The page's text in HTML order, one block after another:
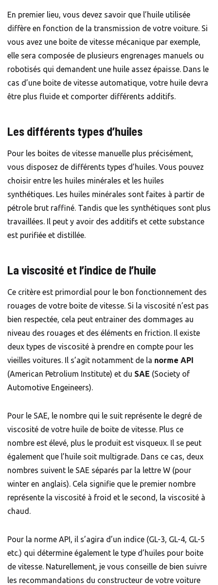
En premier lieu, vous devez savoir que l’huile utilisée
diffère en fonction de la transmission de votre voiture. Si
vous avez une boite de vitesse mécanique par exemple,
elle sera composée de plusieurs engrenages manuels ou
robotisés qui demandent une huile assez épaisse. Dans le
cas d’une boite de vitesse automatique, votre huile devra
être plus fluide et comporter différents additifs.
Les différents types d’huiles
Pour les boites de vitesse manuelle plus précisément,
vous disposez de différents types d’huiles. Vous pouvez
choisir entre les huiles minérales et les huiles
synthétiques. Les huiles minérales sont faites à partir de
pétrole brut raffiné. Tandis que les synthétiques sont plus
travaillées. Il peut y avoir des additifs et cette substance
est purifiée et distillée.
La viscosité et l’indice de l’huile
Ce critère est primordial pour le bon fonctionnement des
rouages de votre boite de vitesse. Si la viscosité n’est pas
bien respectée, cela peut entrainer des dommages au
niveau des rouages et des éléments en friction. Il existe
deux types de viscosité à prendre en compte pour les
vieilles voitures. Il s’agit notamment de la norme API
(American Petrolium Institute) et du SAE (Society of
Automotive Engeineers).
Pour le SAE, le nombre qui le suit représente le degré de
viscosité de votre huile de boite de vitesse. Plus ce
nombre est élevé, plus le produit est visqueux. Il se peut
également que l’huile soit multigrade. Dans ce cas, deux
nombres suivent le SAE séparés par la lettre W (pour
winter en anglais). Cela signifie que le premier nombre
représente la viscosité à froid et le second, la viscosité à
chaud.
Pour la norme API, il s’agira d’un indice (GL-3, GL-4, GL-5
etc.) qui détermine également le type d’huiles pour boite
de vitesse. Naturellement, je vous conseille de bien suivre
les recommandations du constructeur de votre voiture